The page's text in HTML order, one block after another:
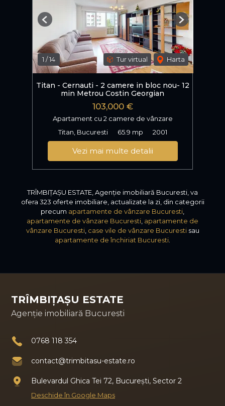
1 /14 Tur virtual Harta
Previous Next
Titan - Cernauti - 2 camere in bloc nou- 12
min Metrou Costin Georgian
103,000 €
Apartament cu 2 camere de vânzare
Titan, Bucuresti
65.9 mp 2001
Vezi mai multe detalii
TRÎMBIȚAȘU ESTATE, Agenție imobiliară Bucuresti, va
ofera 323 oferte imobiliare, actualizate la zi, din categorii
precum apartamente de vânzare Bucuresti
apartamente de vânzare Bucuresti apartamente de
vânzare Bucuresti, case vile de vânzare Bucurestisau
apartamente de închiriat Bucuresti
TRÎMBIȚAȘU ESTATE
Agenție imobiliară Bucuresti
0768 118 354
contact@trimbitasu-estate.ro
Bulevardul Ghica Tei 72, București, Sector 2
Deschide în Google Maps